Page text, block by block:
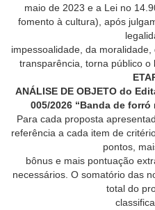
maio de 2023 e a Lei no
fomento à cultura), após
impessoalidade, da
transparência, torna público o
ANÁLISE DE OBJETO do
005/2026 “Banda de forró
Para cada proposta
referência a cada item de
pontos,
bônus e mais pontuação
necessários. O somatório das
total do